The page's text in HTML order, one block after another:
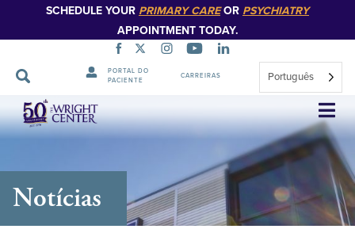
SCHEDULE YOUR PRIMARY CAREOR PSYCHIATRY
APPOINTMENT TODAY.
PORTAL DO
PACIENTE
CARREIRAS Português
Saltar
navegação
Notícias